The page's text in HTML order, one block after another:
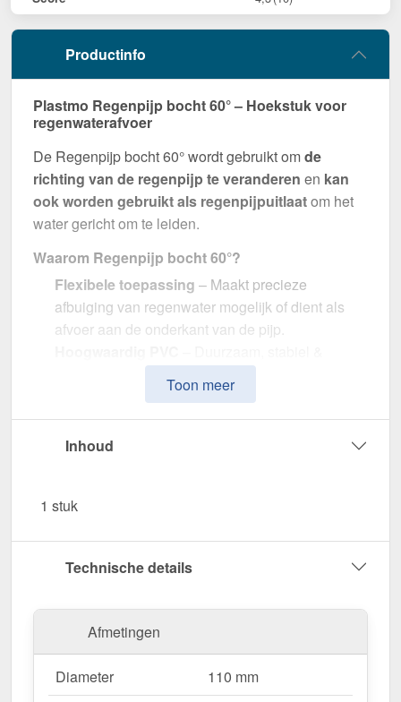
Productinfo
Plastmo Regenpijp bocht 60° – Hoekstuk voor
regenwaterafvoer
De Regenpijp bocht 60° wordt gebruikt omde
richting van de regenpijp te veranderen en kan
ook worden gebruikt als regenpijpuitlaatom het
water gericht om te leiden.
Waarom Regenpijp bocht 60°?
Flexibele toepassing – Maakt precieze
afbuiging van regenwater mogelijk of dient als
afvoer aan de onderkant van de pijp.
Efficiënte waterafvoer – Optimale afmeting met
110 mm diameter.
Eenvoudige montage
– Perfecte pasvorm voor
vocht en andere omgevingsinvloeden.
nauwkeurige en gecontroleerde waterstroom!
Toon meer
Inhoud
1 stuk
Technische details
Afmetingen
Diameter
110 mm